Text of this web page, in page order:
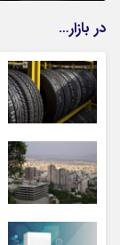
در بازار…